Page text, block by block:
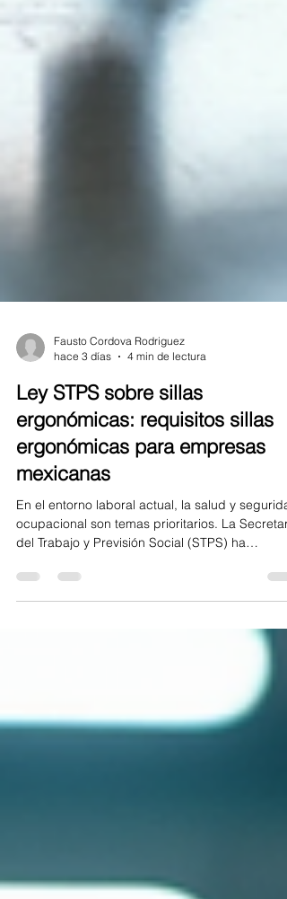
hace 3 días
4 min de lectura
Ley STPS sobre sillas
ergonómicas: requisitos sillas
ergonómicas para empresas
mexicanas
En el entorno laboral actual, la salud y
ocupacional son temas prioritarios. La
del Trabajo y Previsión Social (STPS) ha
saludables. Entre estas normativas, la ley STPS
trabajadores de lesiones musculoesqueléticas y
mejorar su bienestar durante la jornada laboral.
Las sillas ergonómicas